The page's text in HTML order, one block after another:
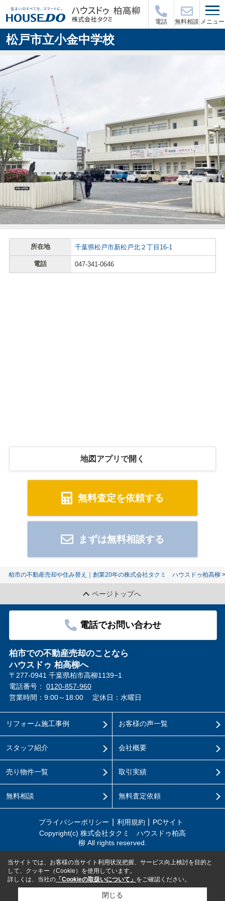
電話 無料相談 メニュー
松戸市立小金中学校
所在地 千葉県松戸市新松戸北２丁目16-1
電話 047-341-0646
地図アプリで開く
無料査定を依頼する
まずは無料相談する
柏市の不動産売却や住み替え｜創業20年の株式会社タクミ ハウスドゥ柏高柳
ページトップへ
電話でお問い合わせ
柏市での不動産売却のことなら
ハウスドゥ 柏高柳へ
〒277-0941 千葉県柏市高柳1139−1
電話番号： 0120-857-960
営業時間：9:00～18:00
定休日：水曜日
リフォーム施工事例
スタッフ紹介
売り物件一覧
無料相談
お客様の声一覧
会社概要
取引実績
無料査定依頼
プライバシーポリシー 利用規約
PCサイト
Copyright(c) 株式会社タクミ ハウスドゥ柏高
柳 All rights reserved.
当サイトでは、お客様の当サイト利用状況把握、サービス向上検討を目的と
して、クッキー（Cookie）を使用しています。
詳しくは、当社の 「Cookieの取扱いについて」 をご確認ください。
閉じる